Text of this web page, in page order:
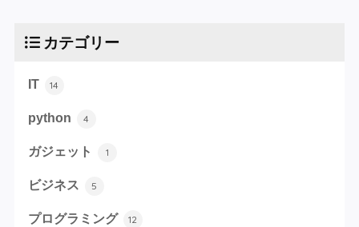
カテゴリー
IT 14
python 4
ガジェット 1
ビジネス 5
プログラミング 12